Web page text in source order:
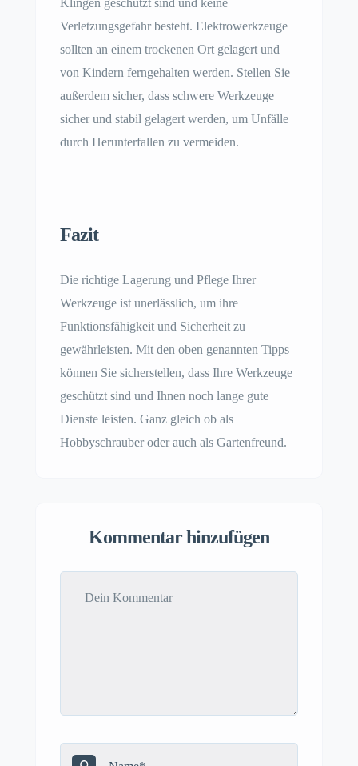
Verletzungsgefahr besteht. Elektrowerkzeuge
sollten an einem trockenen Ort gelagert und
von Kindern ferngehalten werden. Stellen Sie
außerdem sicher, dass schwere Werkzeuge
sicher und stabil gelagert werden, um Unfälle
durch Herunterfallen zu vermeiden.
Fazit
Die richtige Lagerung und Pflege Ihrer
Werkzeuge ist unerlässlich, um ihre
Funktionsfähigkeit und Sicherheit zu
gewährleisten. Mit den oben genannten Tipps
können Sie sicherstellen, dass Ihre Werkzeuge
geschützt sind und Ihnen noch lange gute
Dienste leisten. Ganz gleich ob als
Hobbyschrauber oder auch als Gartenfreund.
Kommentar hinzufügen